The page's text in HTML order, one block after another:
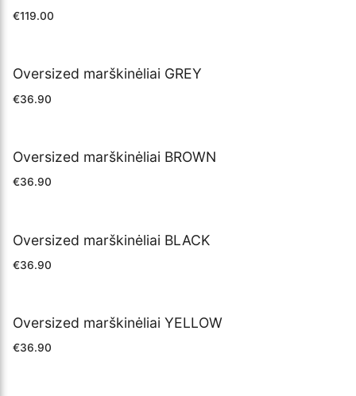
€119.00
Oversized marškinėliai GREY
€36.90
Oversized marškinėliai BROWN
€36.90
Oversized marškinėliai BLACK
€36.90
Oversized marškinėliai YELLOW
€36.90